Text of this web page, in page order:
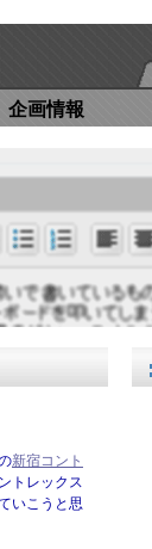
企画情報
新宿コント
トレックス
いこうと思